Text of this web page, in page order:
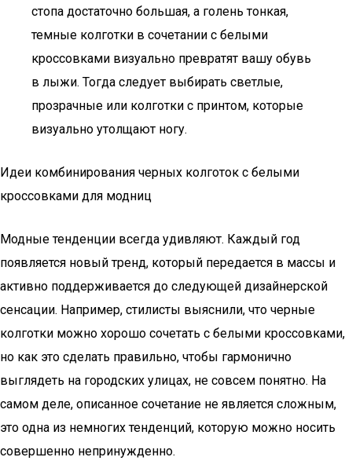
стопа достаточно большая, а голень тонкая,
темные колготки в сочетании с белыми
кроссовками визуально превратят вашу обувь
в лыжи. Тогда следует выбирать светлые,
прозрачные или колготки с принтом, которые
визуально утолщают ногу.
Идеи комбинирования черных колготок с белыми
кроссовками для модниц
Модные тенденции всегда удивляют. Каждый год
появляется новый тренд, который передается в массы и
активно поддерживается до следующей дизайнерской
сенсации. Например, стилисты выяснили, что черные
колготки можно хорошо сочетать с белыми кроссовками,
но как это сделать правильно, чтобы гармонично
выглядеть на городских улицах, не совсем понятно. На
самом деле, описанное сочетание не является сложным,
это одна из немногих тенденций, которую можно носить
совершенно непринужденно.